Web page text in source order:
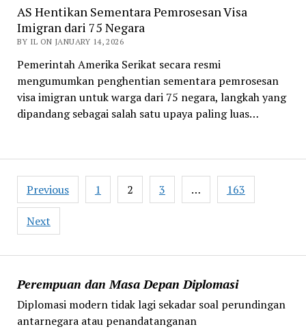
Perempuan dan Masa Depan Diplomasi
Diplomasi modern tidak lagi sekadar soal perundingan
antarnegara atau penandatanganan
AS Hentikan Sementara Pemrosesan Visa
Imigran dari 75 Negara
BY IL ON JANUARY 14, 2026
Pemerintah Amerika Serikat secara resmi
mengumumkan penghentian sementara pemrosesan
visa imigran untuk warga dari 75 negara, langkah yang
dipandang sebagai salah satu upaya paling luas…
Posts
pagination
Previous 1 2 3 … 163
Next